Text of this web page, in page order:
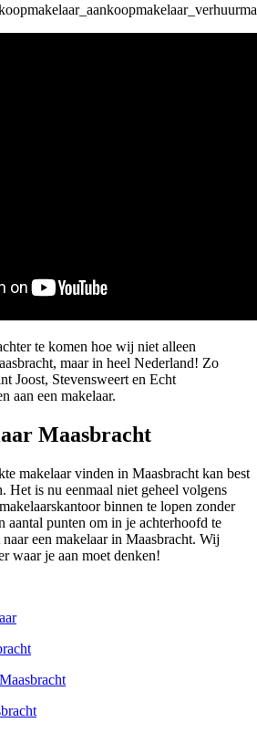
te komen hoe wij niet alleen
maar in heel Nederland! Zo
Joost, Stevensweert en Echt
aan een makelaar.
Maasbracht
makelaar vinden in Maasbracht kan best
Het is nu eenmaal niet geheel volgens
binnen te lopen zonder
aantal punten om in je achterhoofd te
een makelaar in Maasbracht. Wij
waar je aan moet denken!